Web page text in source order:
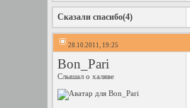
Сказали спасибо(4)
28.10.2011, 19:25
Bon_Pari
Слышал о халяве